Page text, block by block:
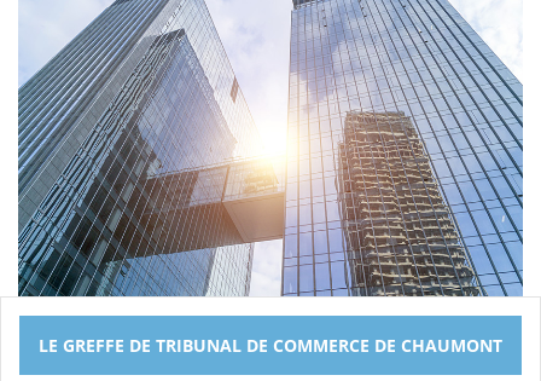
LE GREFFE DE TRIBUNAL DE COMMERCE DE CHAUMONT